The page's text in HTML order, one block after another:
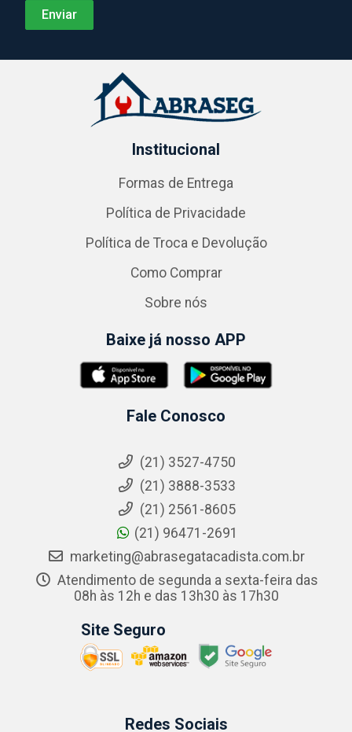
Institucional
Formas de Entrega
Política de Privacidade
Política de Troca e Devolução
Como Comprar
Sobre nós
Baixe já nosso APP
Fale Conosco
(21) 3527-4750
(21) 3888-3533
(21) 2561-8605
(21) 96471-2691
marketing@abrasegatacadista.com.br
Atendimento de segunda a sexta-feira das
08h às 12h e das 13h30 às 17h30
Site Seguro
Redes Sociais